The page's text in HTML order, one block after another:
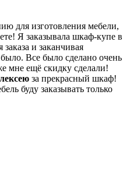
для изготовления мебели,
Я заказывала шкаф-купе в
и заканчивая
Все было сделано очень
мне ещё скидку сделали!
за прекрасный шкаф!
буду заказывать только